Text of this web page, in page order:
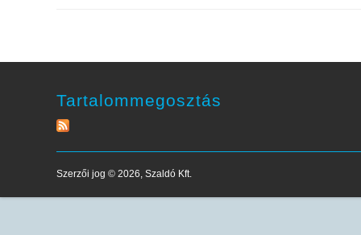
Tartalommegosztás
Szerzői jog © 2026, Szaldó Kft.